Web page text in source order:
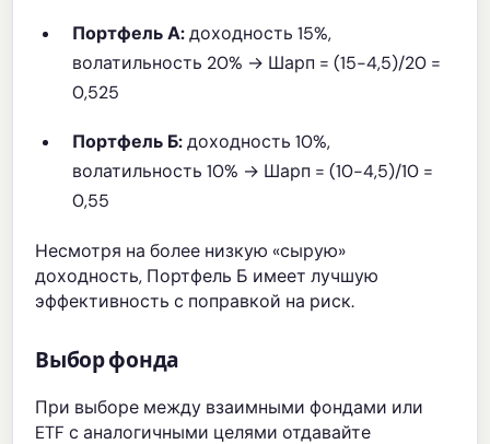
Портфель А:доходность 15%,
волатильность 20% → Шарп = (15-4,5)/20 =
0,525
Портфель Б:доходность 10%,
волатильность 10% → Шарп = (10-4,5)/10 =
0,55
Несмотря на более низкую «сырую»
доходность, Портфель Б имеет лучшую
эффективность с поправкой на риск.
Выбор фонда
При выборе между взаимными фондами или
ETF с аналогичными целями отдавайте